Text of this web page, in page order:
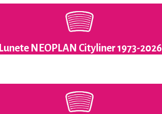
Lunete NEOPLAN Cityliner 1973-2026